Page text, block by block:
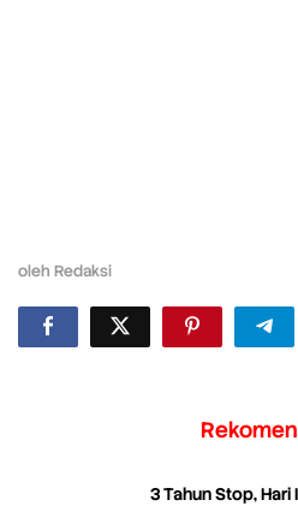
oleh Redaksi
3 Tahun Stop, Hari